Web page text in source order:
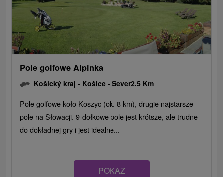
Pole golfowe Alpinka
Košický kraj - Košice - Sever2.5 Km
Pole golfowe koło Koszyc (ok. 8 km), drugie najstarsze
pole na Słowacji. 9-dołkowe pole jest krótsze, ale trudne
do dokładnej gry i jest idealne...
POKAZ